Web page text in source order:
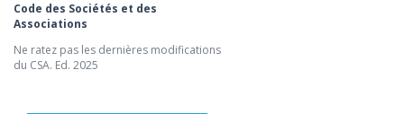
Code des Sociétés et des
Associations
Ne ratez pas les dernières modifications
du CSA. Ed. 2025